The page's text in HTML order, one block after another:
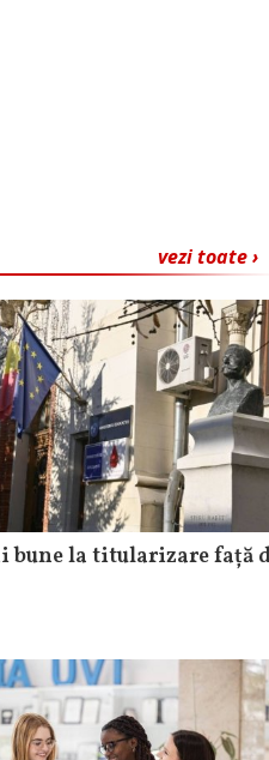
vezi toate ›
bune la titularizare față